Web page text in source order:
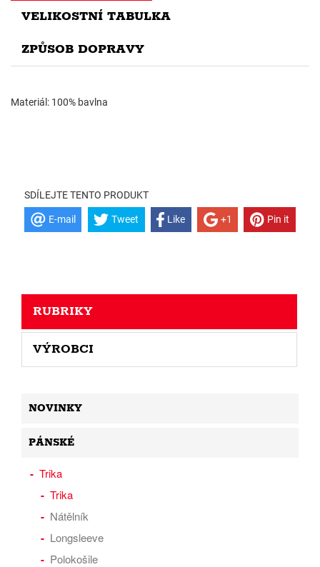
VELIKOSTNÍ TABULKA
ZPŮSOB DOPRAVY
Materiál: 100% bavlna
SDÍLEJTE TENTO PRODUKT
E-mail Tweet Like +1 Pin it
RUBRIKY
VÝROBCI
NOVINKY
PÁNSKÉ
Trika
Trika
Nátělník
Longsleeve
Polokošile